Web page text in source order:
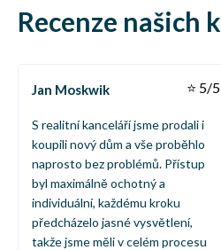
Recenze našich
Jan Moskwik ⭐ 5/5
S realitní kanceláří jsme prodali i
koupili nový dům a vše proběhlo
naprosto bez problémů. Přístup
byl maximálně ochotný a
individuální, každému kroku
předcházelo jasné vysvětlení,
takže jsme měli v celém procesu